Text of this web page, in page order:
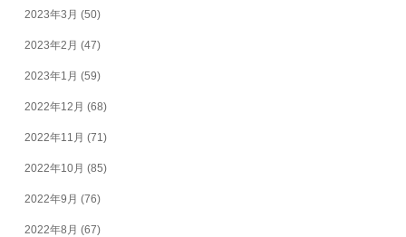
2023年3月 (50)
2023年2月 (47)
2023年1月 (59)
2022年12月 (68)
2022年11月 (71)
2022年10月 (85)
2022年9月 (76)
2022年8月 (67)